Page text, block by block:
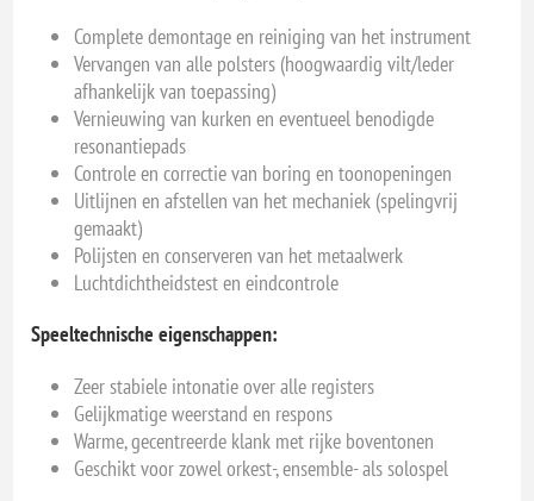
Complete demontage en reiniging van het instrument
Vervangen van alle polsters (hoogwaardig vilt/leder
afhankelijk van toepassing)
Vernieuwing van kurken en eventueel benodigde
resonantiepads
Controle en correctie van boring en toonopeningen
Uitlijnen en afstellen van het mechaniek (spelingvrij
gemaakt)
Polijsten en conserveren van het metaalwerk
Luchtdichtheidstest en eindcontrole
Speeltechnische eigenschappen:
Zeer stabiele intonatie over alle registers
Gelijkmatige weerstand en respons
Warme, gecentreerde klank met rijke boventonen
Geschikt voor zowel orkest-, ensemble- als solospel